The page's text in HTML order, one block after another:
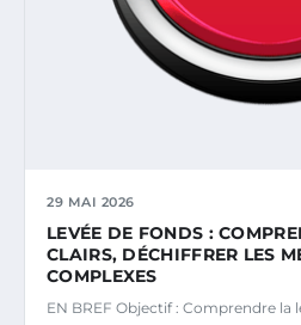
29 MAI 2026
LEVÉE DE FONDS :
CLAIRS, DÉCHIFFRER LES
COMPLEXES
EN BREF Objectif : Comprendre la